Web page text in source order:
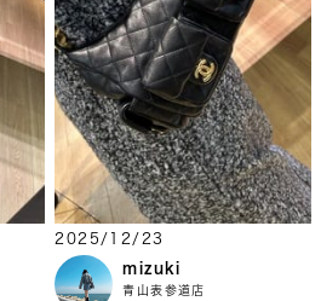
2025/12/23
mizuki
青山表参道店